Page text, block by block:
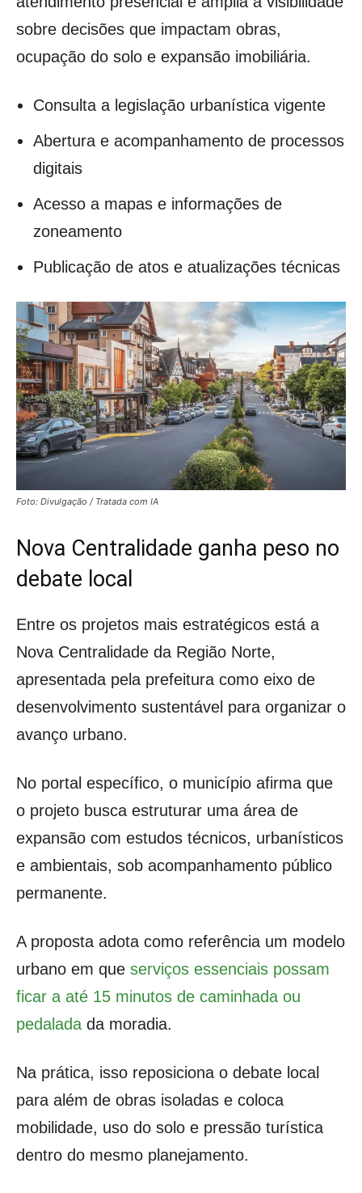
sobre decisões que impactam obras,
ocupação do solo e expansão imobiliária.
Consulta a legislação urbanística vigente
Abertura e acompanhamento de processos
digitais
Acesso a mapas e informações de
zoneamento
Publicação de atos e atualizações técnicas
Foto: Divulgação / Tratada com IA
Nova Centralidade ganha peso no
debate local
Entre os projetos mais estratégicos está a
Nova Centralidade da Região Norte,
apresentada pela prefeitura como eixo de
desenvolvimento sustentável para organizar o
avanço urbano.
No portal específico, o município afirma que
o projeto busca estruturar uma área de
expansão com estudos técnicos, urbanísticos
e ambientais, sob acompanhamento público
permanente.
A proposta adota como referência um modelo
urbano em que serviços essenciais possam
ficar a até 15 minutos de caminhada ou
pedalada da moradia.
Na prática, isso reposiciona o debate local
para além de obras isoladas e coloca
mobilidade, uso do solo e pressão turística
dentro do mesmo planejamento.